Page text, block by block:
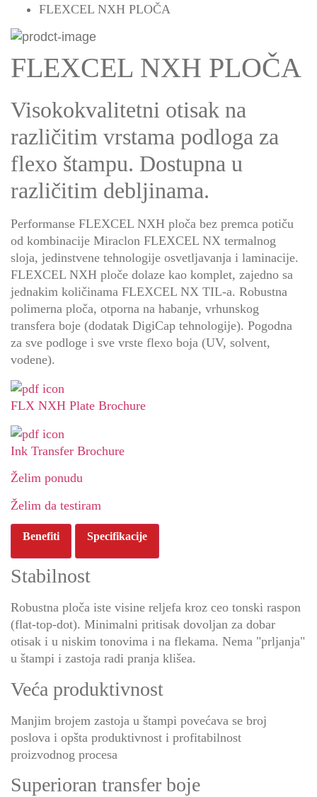
FLEXCEL NXH PLOČA
FLEXCEL NXH PLOČA
Visokokvalitetni otisak na
različitim vrstama podloga za
flexo štampu. Dostupna u
različitim debljinama.
Performanse FLEXCEL NXH ploča bez premca potiču
od kombinacije Miraclon FLEXCEL NX termalnog
sloja, jedinstvene tehnologije osvetljavanja i laminacije.
FLEXCEL NXH ploče dolaze kao komplet, zajedno sa
jednakim količinama FLEXCEL NX TIL-a. Robustna
polimerna ploča, otporna na habanje, vrhunskog
transfera boje (dodatak DigiCap tehnologije). Pogodna
za sve podloge i sve vrste flexo boja (UV, solvent,
vodene).
FLX NXH Plate Brochure
Ink Transfer Brochure
Želim ponudu
Želim da testiram
Benefiti Specifikacije
Stabilnost
Robustna ploča iste visine reljefa kroz ceo tonski raspon
(flat-top-dot). Minimalni pritisak dovoljan za dobar
otisak i u niskim tonovima i na flekama. Nema "prljanja"
u štampi i zastoja radi pranja klišea.
Veća produktivnost
Manjim brojem zastoja u štampi povećava se broj
poslova i opšta produktivnost i profitabilnost
proizvodnog procesa
Superioran transfer boje